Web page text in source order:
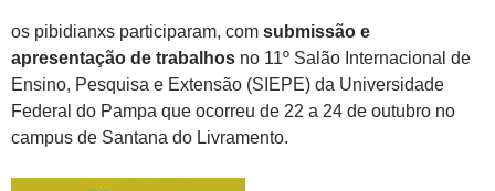
os pibidianxs participaram, com submissão e
apresentação de trabalhos no 11º Salão Internacional de
Ensino, Pesquisa e Extensão (SIEPE) da Universidade
Federal do Pampa que ocorreu de 22 a 24 de outubro no
campus de Santana do Livramento.